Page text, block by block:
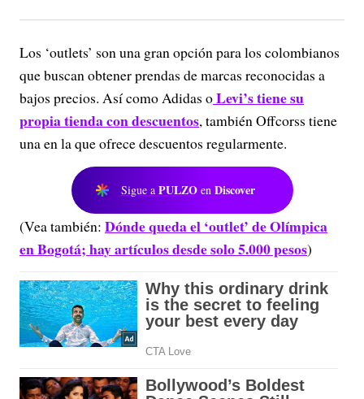
Los ‘outlets’ son una gran opción para los colombianos
que buscan obtener prendas de marcas reconocidas a
bajos precios. Así como Adidas oLevi’s tiene su
propia tienda con descuentos, también Offcorss tiene
una en la que ofrece descuentos regularmente.
Sigue a PULZO en Discover
(Vea también: Dónde queda el ‘outlet’ de Olímpica
en Bogotá; hay artículos desde solo 5.000 pesos)